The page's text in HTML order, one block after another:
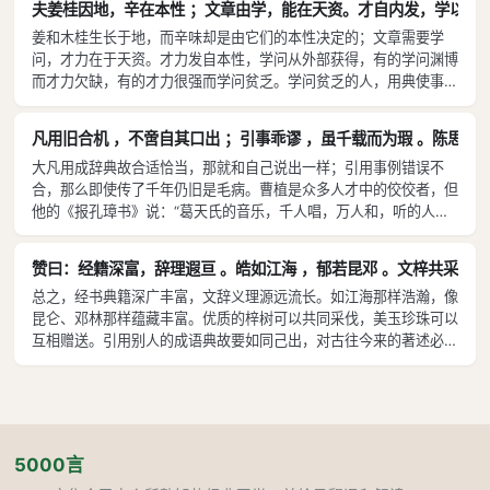
用典的谬误，虽曹植、陆机等名家，亦在所不免，劝告人们要小心
处理。东汉魏晋南北朝时代，骈体文学发展昌盛，这时期的文人，
也日益重视用典。至南朝颜延之、任昉等人的文章，用典更是连篇
累牍。文人们往往用一两个关键词语来代表一个前言或往事，使文
前言往事，便于作者的翻检采用。这时期作文重视用典的风气，几
乎与骈体文学的发展同步。用典和骈偶、声律、辞藻同样成为骈体
文学的重要修辞手段和艺术技巧。直至唐宋时代古文运动开展，骈
文趋衰，作文用典之风亦有所减弱。用典过多，易使文辞冗杂晦
昧，缺少明朗刚健的风骨；其在诗歌，则易形成“繁采寡情”（《情
采》）之弊。本篇指摘用典谬误之例，没有批评用典过多之弊，表
明作者在这方面有所偏爱。刘勰读书极广，学问渊深，行文喜征引
前言往事，故不免此失。
氏，引述了《政典》的教训；盘庚告诫国人，提到了迟任说过的话：
这些是完整地引用前人现成言辞，来说明道理。这样说明道理时引用
前人的成辞，证明用意时举出过去的事例，便是圣贤的宏大用意，经
典的通用法则了。《大畜》卦的《象辞》说：“君子要多记前人的言
论事迹。”这也包括作文的道理了。看屈原、宋玉的创作，据说是依
照《诗经》作者的写法来写的，虽然引用古代事实，但不采用原有的
辞句。只有贾谊的《鵩鸟赋》，开始采用《鹖冠子》中的说法，司马
相如的《上林赋》，摘取了李斯《谏逐客书》中的用语，这只是极偶
然的相合。到扬雄作《百官箴》，便有很多采自《诗经》、《尚书》
的文字，刘歆作《遂初赋》，历述了史书中的不少记载，就渐渐地综
合引用各种古书了。到了崔骃、班固、张衡、蔡邕，便采集摘取经书
史书，使...
夫姜桂因地，辛在本性 ；文章由学，能在天资。才自内发，学以
姜和木桂生长于地，而辛味却是由它们的本性决定的；文章需要学
问，才力在于天资。才力发自本性，学问从外部获得，有的学问渊博
而才力欠缺，有的才力很强而学问贫乏。学问贫乏的人，用典使事证
明文义显得困难；才力欠缺的人，驱遣文辞表情达意显得费力：这是
时，才力是主要的，学问起辅助作用，两者兼备并相互配合，文采必
能出众称雄；两者有所欠缺，即使有华美之处也难以成功。以扬雄的
才力，他还上书自称没有学问，等到阅读过皇家的藏书，才显示出丰
富的文采。外在的学问和内在的才力相辅相成，这在古今都是一样
的。所以曹操说张子的文章拙劣，因为他学问肤浅，读书不多，专门
从崔、杜的小文章中拾取材料，写出的内容不能一一追究，追究起来
便不知出处，这是见闻不广的毛病。经典内容深厚，书籍数量众多，
确实是各种言论荟萃的地方，才思驰骋的领域。扬雄、班固以下的作
者，无不从中获取有用的材料，尽力耕种以求收获，任意捕猎以便获
取，只要能持刀割肉，必定割下肥美的部分；因此要丰富自己的才
力，一定要博览群书，一张狐腋皮不能缝制成裘衣取暖，吃鸡脚掌必
凡用旧合机 ，不啻自其口出 ；引事乖谬 ，虽千载而为瑕 。陈思
大凡用成辞典故合适恰当，那就和自己说出一样；引用事例错误不
合，那么即使传了千年仍旧是毛病。曹植是众多人才中的佼佼者，但
他的《报孔璋书》说：“葛天氏的音乐，千人唱，万人和，听的人因
此而轻视《韶》、《夏》这样的音乐了。”这里引用事例实在错误。
起陶唐氏的舞乐，听着葛天氏的歌曲，千人齐唱，万人相和。”唱与
和有千人万人，是司马相如推想的，然而将葛天氏之乐说得夸大不
实，由三人推演成万人，是相信了《上林赋》中的话而随意乱写，才
导致了这一错误。陆机的《园葵》诗说：“生物庇护自己的脚出于同
一智慧，而生存的道理却各不相同。”葵能保卫自己的根，这话出自
老练，陆机的深沉细密，仍然免不了要出差错，曹洪把高唐绵驹、河
西王豹搞混了，又何足以嘲笑呢！山中林木为好的工匠所度量，经典
赞曰：经籍深富，辞理遐亘 。皓如江海 ，郁若昆邓 。文梓共采 ，
总之，经书典籍深广丰富，文辞义理源远流长。如江海那样浩瀚，像
昆仑、邓林那样蕴藏丰富。优质的梓树可以共同采伐，美玉珍珠可以
互相赠送。引用别人的成语典故要如同己出，对古往今来的著述必须
无所不知。
5000言